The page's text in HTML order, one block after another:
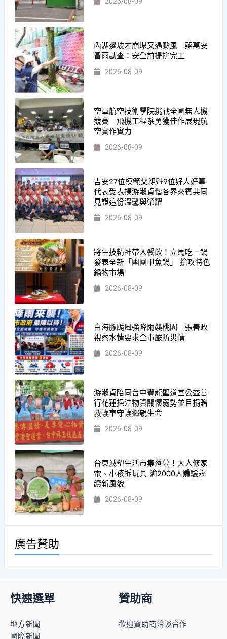
內湖邊坡才崩塌又遇颱風 蔣萬安
冒雨勘查：安全前提拚完工
2026-08-09
空軍航空技術學院挑戰全國無人機
競賽 飛機工程系勇獲佳作展現航
空實作實力
2026-08-09
吉安27位模範父親暨9位好人好事
代表受表揚游淑貞偕各界來賓共同
見證這份溫馨與榮耀
2026-08-09
將生技精神帶入餐飲！立馬吃一鍋
發表全新「團團甲魚鍋」 搶攻特色
鍋物市場
2026-08-09
白海豚颱風強降雨襲桃園 張善政
視察水情要求全市嚴防災情
2026-08-09
游淑貞陪同台中豐龍聖道堂公益善
行花蓮挹注物資關懷弱勢並且捐贈
救護車守護鄉親生命
2026-08-09
台東減塑生活市集落幕！大人修家
電、小孩拆玩具 逾2000人體驗永
續新風貌
2026-08-09
廣告贊助
快速選單
地方新聞
國際新聞
贊助商
歡迎贊助商洽談合作